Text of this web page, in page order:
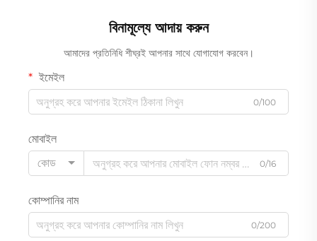
বিনামূল্যে আদায় করুন
আমাদের প্রতিনিধি শীঘ্রই আপনার সাথে যোগাযোগ করবেন।
ইমেইল
0/100
মোবাইল
কোড
0/16
কোম্পানির নাম
0/200